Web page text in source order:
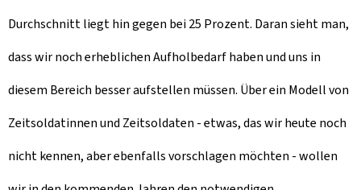
Durchschnitt liegt hin gegen bei 25 Prozent. Daran sieht man,
dass wir noch erheblichen Aufholbedarf haben und uns in
diesem Bereich besser aufstellen müssen. Über ein Modell von
Zeitsoldatinnen und Zeitsoldaten - etwas, das wir heute noch
nicht kennen, aber ebenfalls vorschlagen möchten - wollen